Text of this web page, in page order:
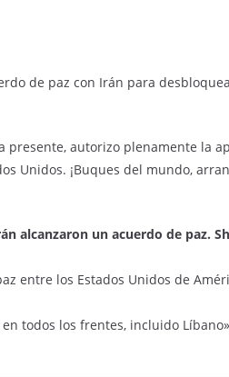
de paz con Irán para
presente, autorizo ​​plenamente la
Unidos. ¡Buques del mundo,
alcanzaron un acuerdo de paz.
entre los Estados Unidos de
todos los frentes, incluido